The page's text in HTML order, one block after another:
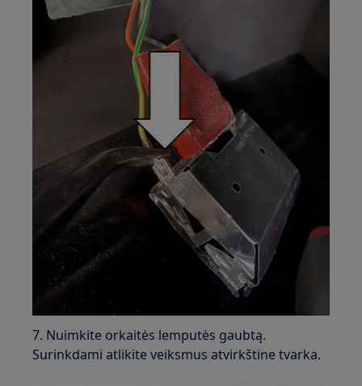
7. Nuimkite orkaitės lemputės gaubtą.
Surinkdami atlikite veiksmus atvirkštine tvarka.